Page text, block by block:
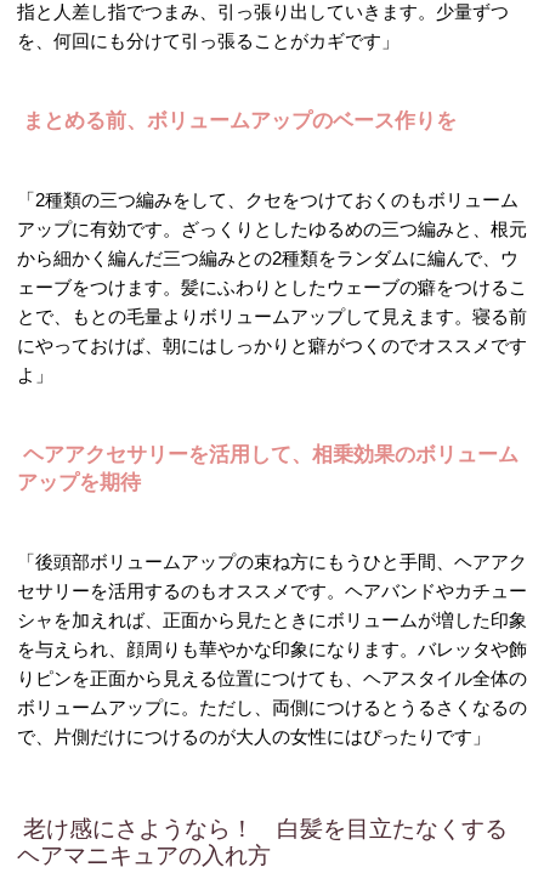
指と人差し指でつまみ、引っ張り出していきます。少量ずつ
を、何回にも分けて引っ張ることがカギです」
まとめる前、ボリュームアップのベース作りを
「2種類の三つ編みをして、クセをつけておくのもボリューム
アップに有効です。ざっくりとしたゆるめの三つ編みと、根元
から細かく編んだ三つ編みとの2種類をランダムに編んで、ウ
ェーブをつけます。髪にふわりとしたウェーブの癖をつけるこ
とで、もとの毛量よりボリュームアップして見えます。寝る前
にやっておけば、朝にはしっかりと癖がつくのでオススメです
よ」
ヘアアクセサリーを活用して、相乗効果のボリューム
アップを期待
「後頭部ボリュームアップの束ね方にもうひと手間、ヘアアク
セサリーを活用するのもオススメです。ヘアバンドやカチュー
シャを加えれば、正面から見たときにボリュームが増した印象
を与えられ、顔周りも華やかな印象になります。バレッタや飾
りピンを正面から見える位置につけても、ヘアスタイル全体の
ボリュームアップに。ただし、両側につけるとうるさくなるの
で、片側だけにつけるのが大人の女性にはぴったりです」
老け感にさようなら！ 白髪を目立たなくする
ヘアマニキュアの入れ方